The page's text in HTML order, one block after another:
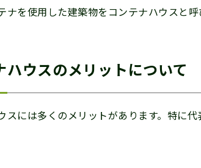
ナを使用した建築物をコンテナハウスと呼
ハウスのメリットについて
スには多くのメリットがあります。特に